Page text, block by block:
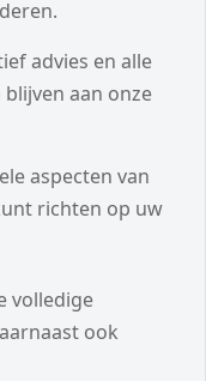
advies en alle
aan onze
aspecten van
richten op uw
volledige
ook